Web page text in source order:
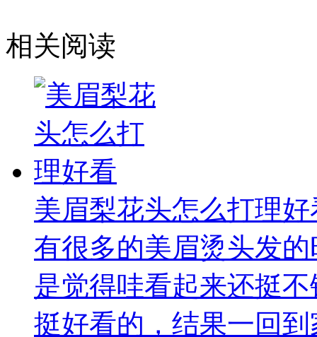
相关阅读
美眉梨花头怎么打理好
有很多的美眉烫头发
是觉得哇看起来还挺
挺好看的，结果一回